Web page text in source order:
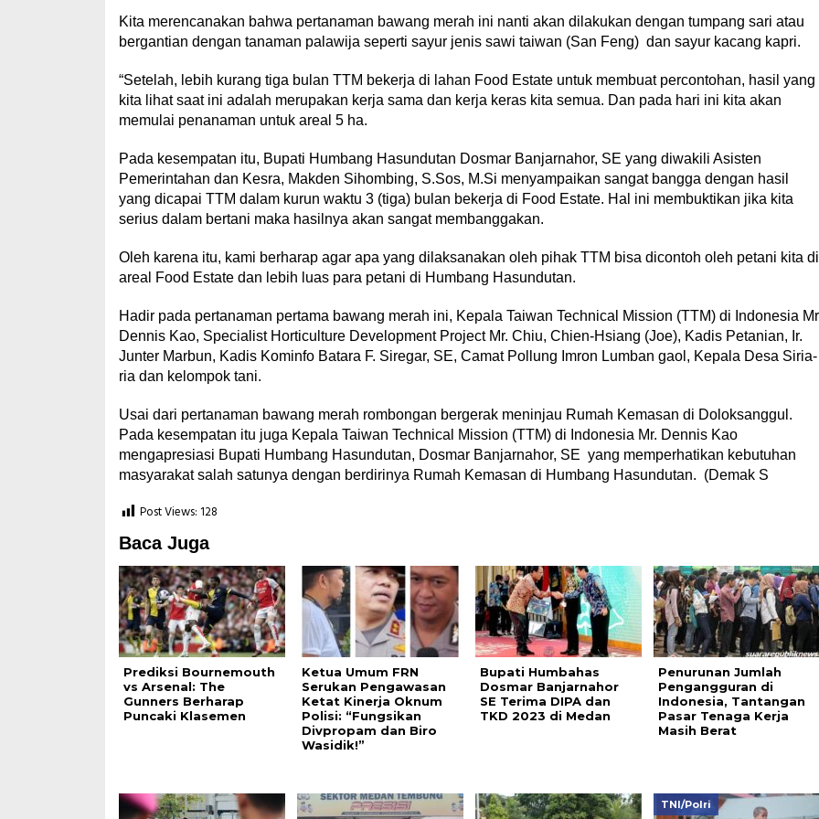
Kita merencanakan bahwa pertanaman bawang merah ini nanti akan dilakukan dengan tumpang sari atau
bergantian dengan tanaman palawija seperti sayur jenis sawi taiwan (San Feng) dan sayur kacang kapri.
“Setelah, lebih kurang tiga bulan TTM bekerja di lahan Food Estate untuk membuat percontohan, hasil yang
kita lihat saat ini adalah merupakan kerja sama dan kerja keras kita semua. Dan pada hari ini kita akan
memulai penanaman untuk areal 5 ha.
Pada kesempatan itu, Bupati Humbang Hasundutan Dosmar Banjarnahor, SE yang diwakili Asisten
Pemerintahan dan Kesra, Makden Sihombing, S.Sos, M.Si menyampaikan sangat bangga dengan hasil
yang dicapai TTM dalam kurun waktu 3 (tiga) bulan bekerja di Food Estate. Hal ini membuktikan jika kita
serius dalam bertani maka hasilnya akan sangat membanggakan.
Oleh karena itu, kami berharap agar apa yang dilaksanakan oleh pihak TTM bisa dicontoh oleh petani kita di
areal Food Estate dan lebih luas para petani di Humbang Hasundutan.
Hadir pada pertanaman pertama bawang merah ini, Kepala Taiwan Technical Mission (TTM) di Indonesia
Dennis Kao, Specialist Horticulture Development Project Mr. Chiu, Chien-Hsiang (Joe), Kadis Petanian, Ir.
Junter Marbun, Kadis Kominfo Batara F. Siregar, SE, Camat Pollung Imron Lumban gaol, Kepala Desa Siria-
ria dan kelompok tani.
Usai dari pertanaman bawang merah rombongan bergerak meninjau Rumah Kemasan di Doloksanggul.
Pada kesempatan itu juga Kepala Taiwan Technical Mission (TTM) di Indonesia Mr. Dennis Kao
mengapresiasi Bupati Humbang Hasundutan, Dosmar Banjarnahor, SE yang memperhatikan kebutuhan
masyarakat salah satunya dengan berdirinya Rumah Kemasan di Humbang Hasundutan. (Demak S
Post Views: 128
Baca Juga
Prediksi Bournemouth
vs Arsenal: The
Gunners Berharap
Puncaki Klasemen
Ketua Umum FRN
Serukan Pengawasan
Ketat Kinerja Oknum
Polisi: “Fungsikan
Divpropam dan Biro
Wasidik!”
Bupati Humbahas
Dosmar Banjarnahor
SE Terima DIPA dan
TKD 2023 di Medan
Penurunan Jumlah
Pengangguran di
Indonesia, Tantangan
Pasar Tenaga Kerja
Masih Berat
TNI/Polri